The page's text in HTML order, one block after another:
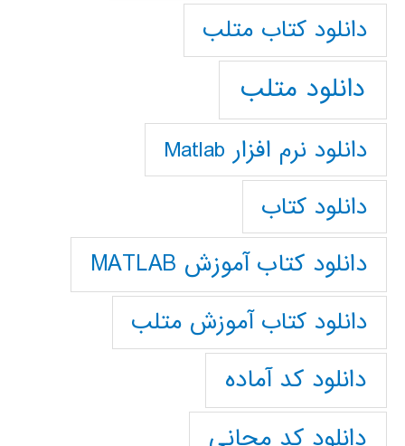
دانلود كتاب متلب
دانلود متلب
دانلود نرم افزار Matlab
دانلود کتاب
دانلود کتاب آموزش MATLAB
دانلود کتاب آموزش متلب
دانلود کد آماده
دانلود کد مجانی